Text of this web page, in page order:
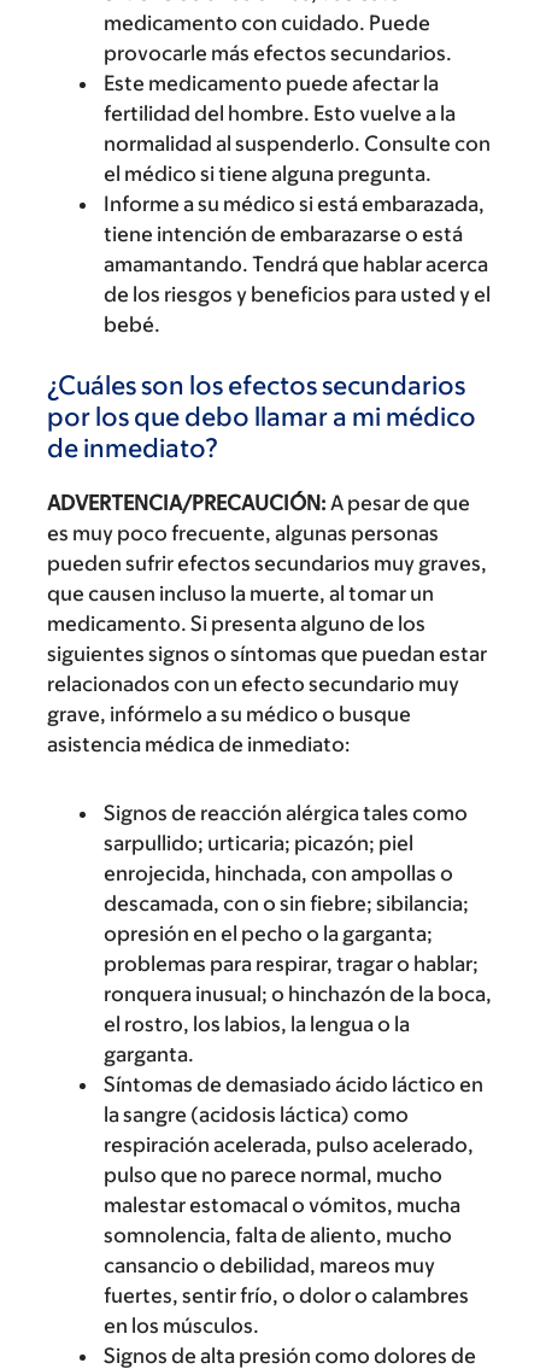
medicamento con cuidado. Puede
provocarle más efectos secundarios.
Este medicamento puede afectar la
fertilidad del hombre. Esto vuelve a la
normalidad al suspenderlo. Consulte con
el médico si tiene alguna pregunta.
Informe a su médico si está embarazada,
tiene intención de embarazarse o está
amamantando. Tendrá que hablar acerca
de los riesgos y beneficios para usted y el
bebé.
¿Cuáles son los efectos secundarios
por los que debo llamar a mi médico
de inmediato?
ADVERTENCIA/PRECAUCIÓN: A pesar de que
es muy poco frecuente, algunas personas
pueden sufrir efectos secundarios muy graves,
que causen incluso la muerte, al tomar un
medicamento. Si presenta alguno de los
siguientes signos o síntomas que puedan estar
relacionados con un efecto secundario muy
grave, infórmelo a su médico o busque
asistencia médica de inmediato:
Signos de reacción alérgica tales como
sarpullido; urticaria; picazón; piel
enrojecida, hinchada, con ampollas o
descamada, con o sin fiebre; sibilancia;
opresión en el pecho o la garganta;
problemas para respirar, tragar o hablar;
ronquera inusual; o hinchazón de la boca,
el rostro, los labios, la lengua o la
garganta.
Síntomas de demasiado ácido láctico en
la sangre (acidosis láctica) como
respiración acelerada, pulso acelerado,
pulso que no parece normal, mucho
malestar estomacal o vómitos, mucha
somnolencia, falta de aliento, mucho
cansancio o debilidad, mareos muy
fuertes, sentir frío, o dolor o calambres
en los músculos.
Signos de alta presión como dolores de